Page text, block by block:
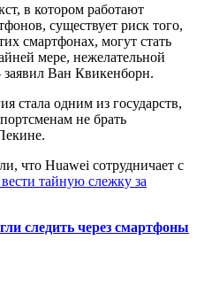
в котором работают
существует риск того,
смартфонах, могут стать
мере, нежелательной
заявил Ван Квикенборн.
стала одним из государств,
не брать
что Huawei сотрудничает с
тайную слежку за
следить через смартфоны